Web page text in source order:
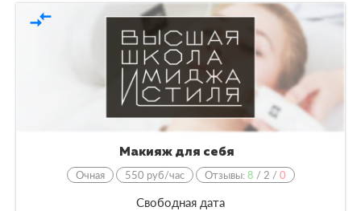
compare_arrows
Макияж для себя
Очная
550 руб/час Отзывы:8 / 2 /0
Свободная дата